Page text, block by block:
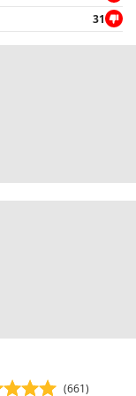
31
(661)